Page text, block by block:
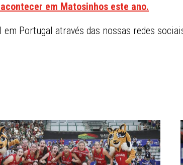
em Matosinhos este ano.
Portugal através das nossas redes